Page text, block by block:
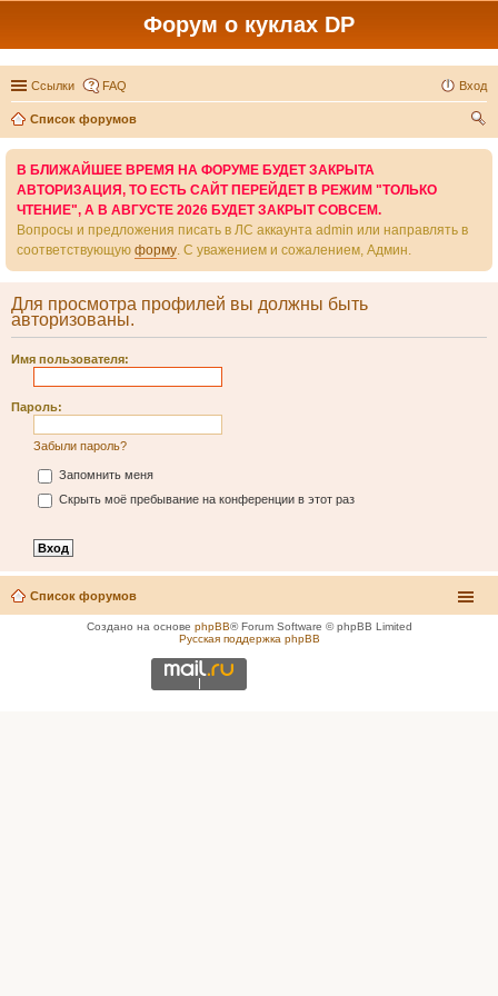
Форум о куклах DP
Ссылки FAQ Вход
Список форумов
В БЛИЖАЙШЕЕ ВРЕМЯ НА ФОРУМЕ БУДЕТ ЗАКРЫТА
АВТОРИЗАЦИЯ, ТО ЕСТЬ САЙТ ПЕРЕЙДЕТ В РЕЖИМ "ТОЛЬКО
ЧТЕНИЕ", А В АВГУСТЕ 2026 БУДЕТ ЗАКРЫТ СОВСЕМ.
Вопросы и предложения писать в ЛС аккаунта admin или направлять в
соответствующую форму. С уважением и сожалением, Админ.
Для просмотра профилей вы должны быть
авторизованы.
Имя пользователя:
Пароль:
Забыли пароль?
Запомнить меня
Скрыть моё пребывание на конференции в этот раз
Список форумов
Создано на основе phpBB® Forum Software © phpBB Limited
Русская поддержка phpBB